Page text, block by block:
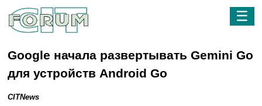
☰
Google начала развертывать Gemini Go
для устройств Android Go
CITNews